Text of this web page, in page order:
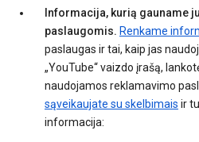
Informacija, kurią gauname
paslaugomis. Renkame
paslaugas ir tai, kaip jas
„YouTube“ vaizdo įrašą,
naudojamos reklamavimo
sąveikaujate su skelbimais ir
informacija: